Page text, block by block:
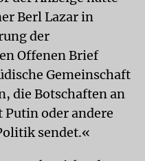
Berl Lazar in
der
Offenen Brief
Gemeinschaft
die Botschaften an
Putin oder andere
sendet.«